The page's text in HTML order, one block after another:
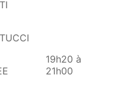
19h20 à
21h00